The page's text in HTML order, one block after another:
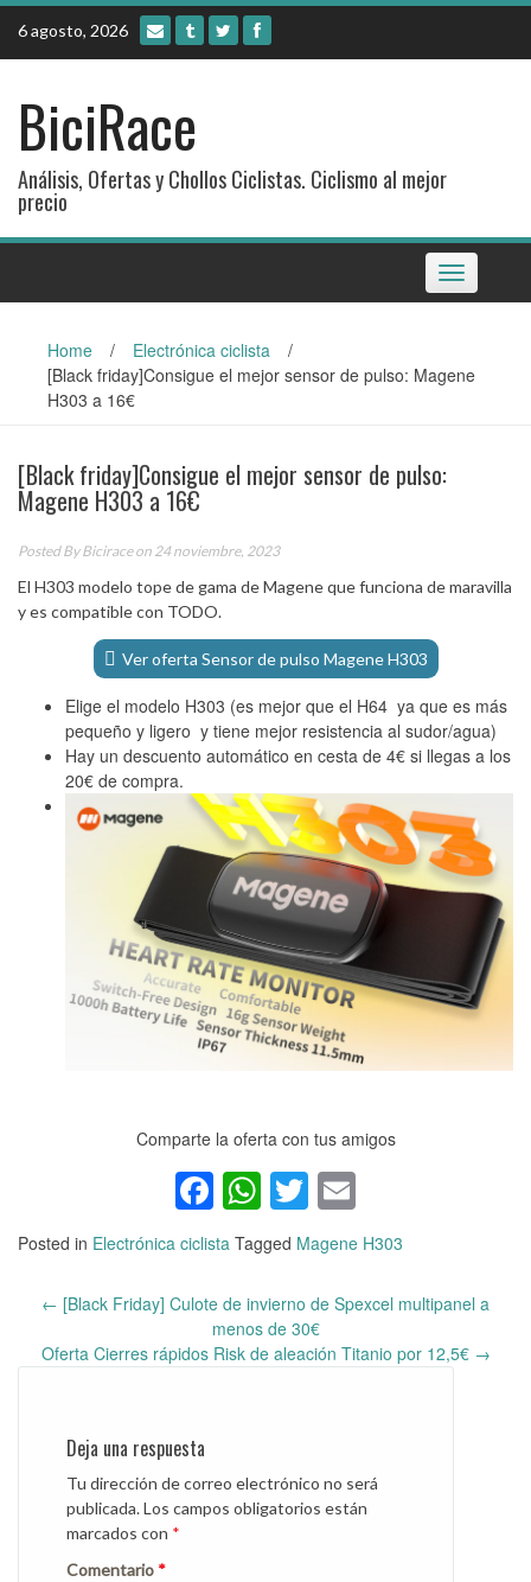
Skip
content
6 agosto, 2026
BiciRace
Análisis, Ofertas y Chollos Ciclistas. Ciclismo al mejor
precio
Toggle
navigation
Home / Electrónica ciclista
/
[Black friday]Consigue el mejor sensor de pulso: Magene
H303 a 16€
[Black friday]Consigue el mejor sensor de pulso:
Magene H303 a 16€
Posted ByBiciraceon 24 noviembre, 2023
El H303 modelo tope de gama de Magene que funciona de maravilla
y es compatible con TODO.
Ver oferta Sensor de pulso Magene H303
Elige el modelo H303 (es mejor que el H64 ya que es más
pequeño y ligero y tiene mejor resistencia al sudor/agua)
Hay un descuento automático en cesta de 4€ si llegas a los
20€ de compra.
Comparte la oferta con tus amigos
Facebook
WhatsApp
Twitter
Posted in Electrónica ciclista Tagged Magene H303
navigation
← [Black Friday] Culote de invierno de Spexcel multipanel a
menos de 30€
Oferta Cierres rápidos Risk de aleación Titanio por 12,5€ →
Deja una respuesta
Tu dirección de correo electrónico no será
publicada.Los campos obligatorios están
marcados con *
Comentario *